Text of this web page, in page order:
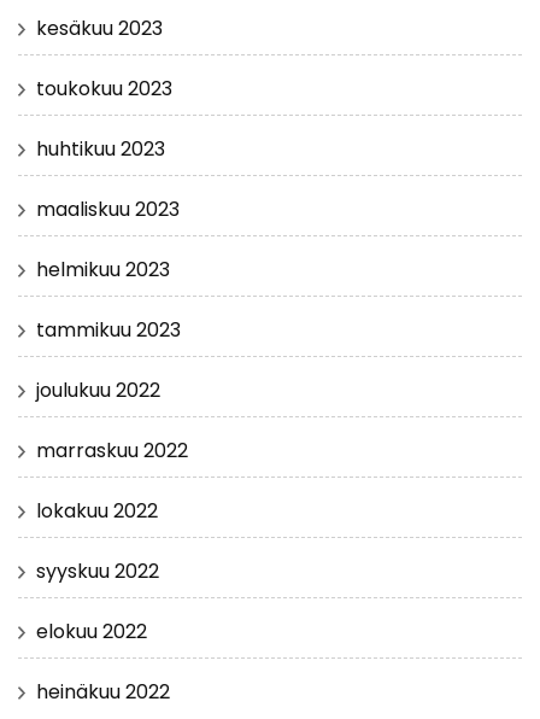
kesäkuu 2023
toukokuu 2023
huhtikuu 2023
maaliskuu 2023
helmikuu 2023
tammikuu 2023
joulukuu 2022
marraskuu 2022
lokakuu 2022
syyskuu 2022
elokuu 2022
heinäkuu 2022